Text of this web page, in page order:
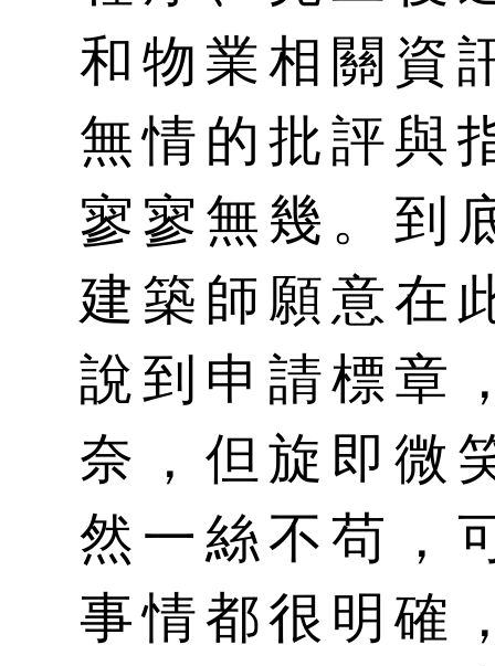
和物業相關資
無情的批評與
寥寥無幾。到
建築師願意在
說到申請標章
奈，但旋即微
然一絲不苟，
事情都很明確